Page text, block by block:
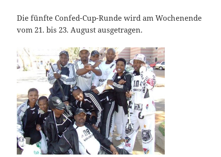
Die fünfte Confed-Cup-Runde wird am Wochenende
vom 21. bis 23. August ausgetragen.